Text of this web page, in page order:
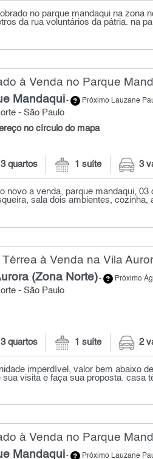
no parque mandaqui na zona
da rua voluntários da pátria. na
à Venda no Parque
Mandaqui- Próximo Lauzane
- São Paulo
no círculo do mapa
3 quartos 1 suíte 3
novo a venda, parque mandaqui, 03
sala dois ambientes, cozinha,
à Venda na Vila
(Zona Norte)- Próximo
- São Paulo
3 quartos 1 suíte 2
imperdível, valor bem abaixo
sua visita e faça sua proposta. casa
à Venda no Parque
Mandaqui- Próximo Lauzane